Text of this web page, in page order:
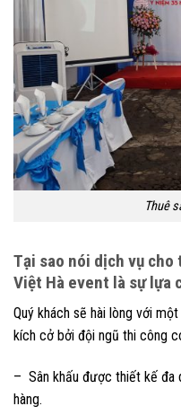
Thuê
Tại sao nói dịch vụ cho
Việt Hà event là sự lựa
Quý khách sẽ hài lòng với
kích cở bởi đội ngũ thi công
– Sân khấu được thiết kế đa
hàng.